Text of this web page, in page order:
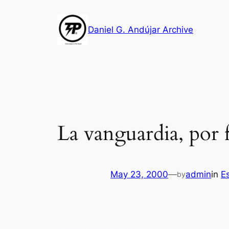
Daniel G. Andújar Archive
La vanguardia, por
May 23, 2000—byadminin